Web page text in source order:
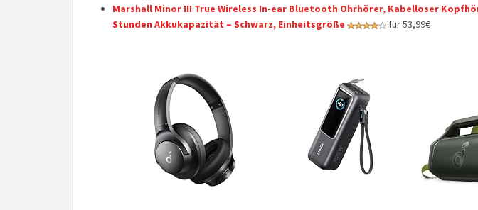
Marshall Minor III True Wireless In-ear Bluetooth Ohrhörer, Kabelloser
Stunden Akkukapazität – Schwarz, Einheitsgröße
für 53,99€